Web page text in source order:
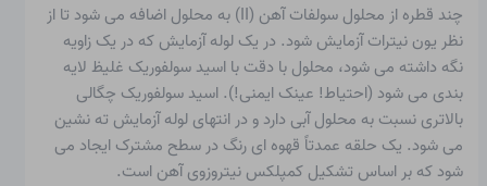
چند قطره از محلول سولفات آهن (II) به محلول اضافه می شود تا از
نظر یون نیترات آزمایش شود. در یک لوله آزمایش که در یک زاویه
نگه داشته می شود، محلول با دقت با اسید سولفوریک غلیظ لایه
بندی می شود (احتیاط! عینک ایمنی!). اسید سولفوریک چگالی
بالاتری نسبت به محلول آبی دارد و در انتهای لوله آزمایش ته نشین
می شود. یک حلقه عمدتاً قهوه ای رنگ در سطح مشترک ایجاد می
شود که بر اساس تشکیل کمپلکس نیتروزوی آهن است.